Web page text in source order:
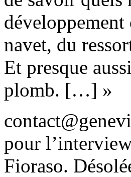
navet, du
Et presque
plomb. […] »
pour
Fioraso.